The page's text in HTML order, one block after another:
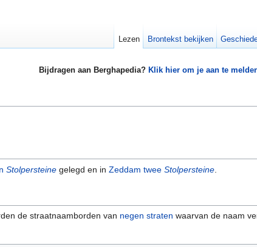
Bijdragen aan Berghapedia? Klik hier om je aan te
Stolpersteine gelegd en inZeddam tweeStolpersteine
de straatnaamborden van negen straten waarvan de naam
Lezen Brontekst bekijken